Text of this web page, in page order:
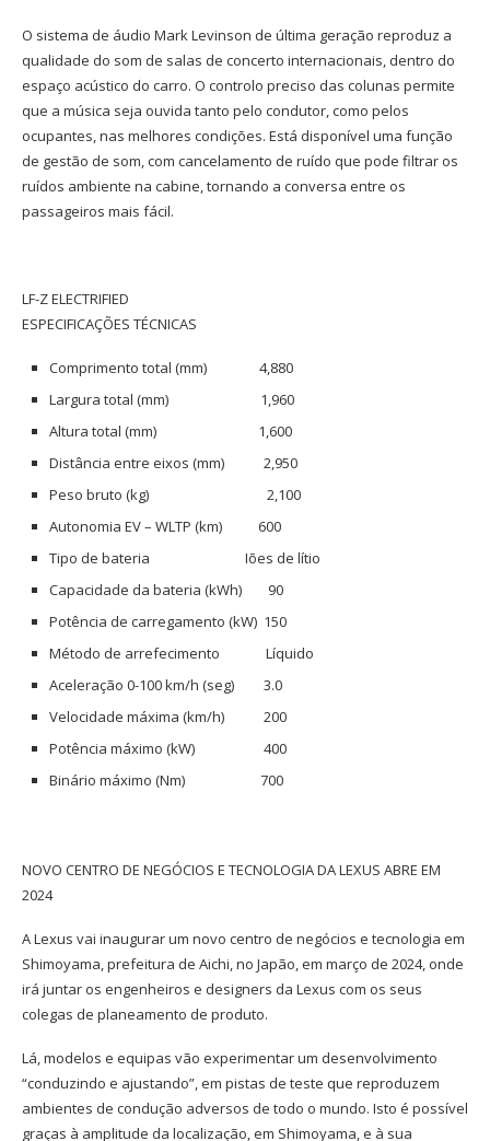
O sistema de áudio Mark Levinson de última geração reproduz a
qualidade do som de salas de concerto internacionais, dentro do
espaço acústico do carro. O controlo preciso das colunas permite
que a música seja ouvida tanto pelo condutor, como pelos
ocupantes, nas melhores condições. Está disponível uma função
de gestão de som, com cancelamento de ruído que pode filtrar os
ruídos ambiente na cabine, tornando a conversa entre os
passageiros mais fácil.
LF-Z ELECTRIFIED
ESPECIFICAÇÕES TÉCNICAS
Comprimento total (mm) 4,880
Largura total (mm) 1,960
Altura total (mm) 1,600
Distância entre eixos (mm) 2,950
Peso bruto (kg) 2,100
Autonomia EV – WLTP (km) 600
Tipo de bateria Iões de lítio
Capacidade da bateria (kWh) 90
Potência de carregamento (kW) 150
Método de arrefecimento Líquido
Aceleração 0-100 km/h (seg) 3.0
Velocidade máxima (km/h) 200
Potência máximo (kW) 400
Binário máximo (Nm) 700
NOVO CENTRO DE NEGÓCIOS E TECNOLOGIA DA LEXUS ABRE EM
2024
A Lexus vai inaugurar um novo centro de negócios e tecnologia em
Shimoyama, prefeitura de Aichi, no Japão, em março de 2024, onde
irá juntar os engenheiros e designers da Lexus com os seus
colegas de planeamento de produto.
Lá, modelos e equipas vão experimentar um desenvolvimento
“conduzindo e ajustando”, em pistas de teste que reproduzem
ambientes de condução adversos de todo o mundo. Isto é possível
graças à amplitude da localização, em Shimoyama, e à sua